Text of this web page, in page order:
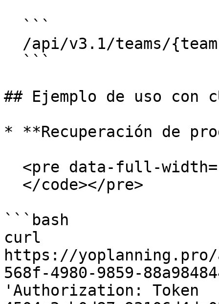
## Ejemplo de uso con
* **Recuperación de
```bash
curl
https://yoplanning.pro/
568f-4980-9859-
'Authorization: Token